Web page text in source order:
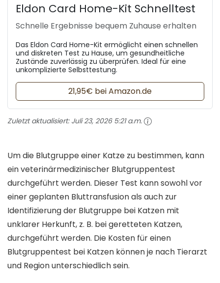
Eldon Card Home-Kit Schnelltest
Schnelle Ergebnisse bequem Zuhause erhalten
Das Eldon Card Home-Kit ermöglicht einen schnellen
und diskreten Test zu Hause, um gesundheitliche
Zustände zuverlässig zu überprüfen. Ideal für eine
unkomplizierte Selbsttestung.
21,95€ bei Amazon.de
Zuletzt aktualisiert: Juli 23, 2026 5:21 a.m.
Um die Blutgruppe einer Katze zu bestimmen, kann
ein veterinärmedizinischer Blutgruppentest
durchgeführt werden. Dieser Test kann sowohl vor
einer geplanten Bluttransfusion als auch zur
Identifizierung der Blutgruppe bei Katzen mit
unklarer Herkunft, z. B. bei geretteten Katzen,
durchgeführt werden. Die Kosten für einen
Blutgruppentest bei Katzen können je nach Tierarzt
und Region unterschiedlich sein.